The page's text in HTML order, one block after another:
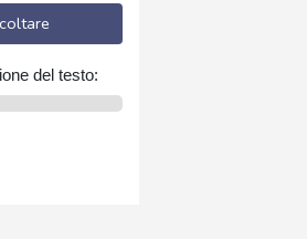
del testo: